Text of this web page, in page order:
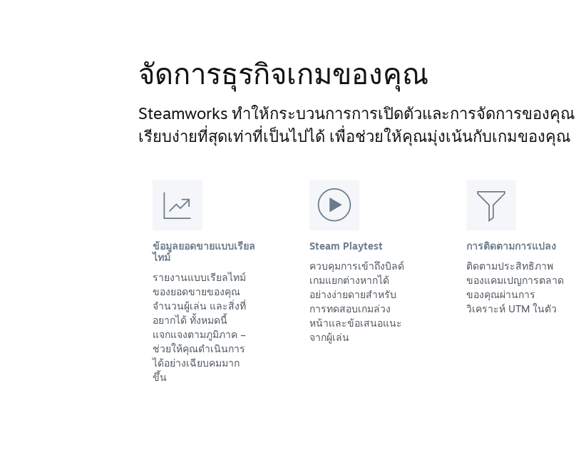
จัดการธุรกิจเกมของคุณ
Steamworks ทำให้กระบวนการการเปิดตัวและการจัดการของคุณ
เรียบง่ายที่สุดเท่าที่เป็นไปได้ เพื่อช่วยให้คุณมุ่งเน้นกับเกมของคุณ
ข้อมูลยอดขายแบบเรียล
ไทม์
รายงานแบบเรียลไทม์
ของยอดขายของคุณ
จำนวนผู้เล่น และสิ่งที่
อยากได้ ทั้งหมดนี้
แจกแจงตามภูมิภาค –
ช่วยให้คุณดำเนินการ
ได้อย่างเฉียบคมมาก
ขึ้น
Steam Playtest
ควบคุมการเข้าถึงบิลด์
เกมแยกต่างหากได้
อย่างง่ายดายสำหรับ
การทดสอบเกมล่วง
หน้าและข้อเสนอแนะ
จากผู้เล่น
การติดตามการแปลง
ติดตามประสิทธิภาพ
ของแคมเปญการตลาด
ของคุณผ่านการ
วิเคราะห์ UTM ในตัว